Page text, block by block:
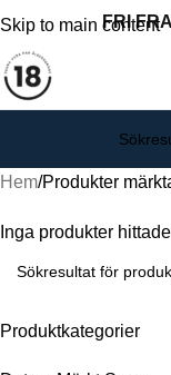
Skip to main content
FRI
Produktkategorier
Hem Produkter
Inga produkter